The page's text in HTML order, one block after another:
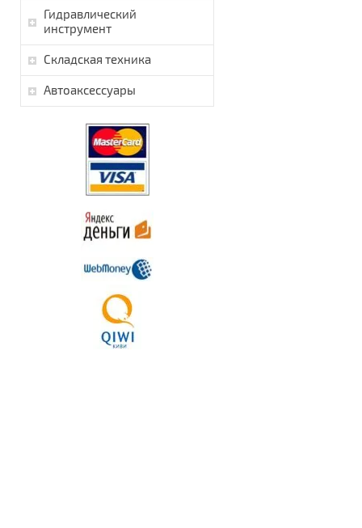
Гидравлический
инструмент
Складская техника
Автоаксессуары